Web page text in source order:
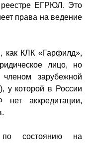
реестре ЕГРЮЛ. Это
права на ведение
как КЛК «Гарфилд»,
лицо, но
зарубежной
у которой в России
аккредитации,
состоянию на